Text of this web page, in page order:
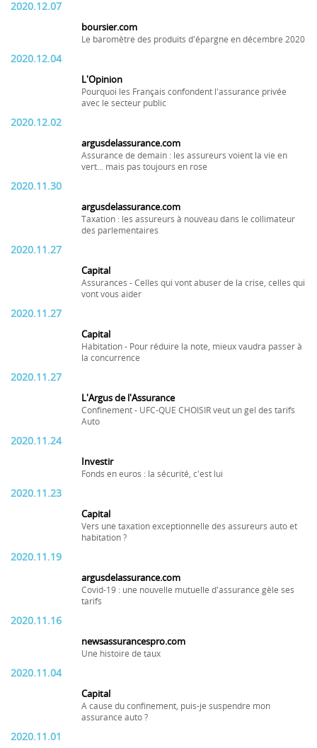
2020.12.07
boursier.com
Le baromètre des produits d'épargne en décembre 2020
2020.12.04
L'Opinion
Pourquoi les Français confondent l'assurance privée
avec le secteur public
2020.12.02
argusdelassurance.com
Assurance de demain : les assureurs voient la vie en
vert... mais pas toujours en rose
2020.11.30
argusdelassurance.com
Taxation : les assureurs à nouveau dans le collimateur
des parlementaires
2020.11.27
Capital
Assurances - Celles qui vont abuser de la crise, celles qui
vont vous aider
2020.11.27
Capital
Habitation - Pour réduire la note, mieux vaudra passer à
la concurrence
2020.11.27
L'Argus de l'Assurance
Confinement - UFC-QUE CHOISIR veut un gel des tarifs
Auto
2020.11.24
Investir
Fonds en euros : la sécurité, c'est lui
2020.11.23
Capital
Vers une taxation exceptionnelle des assureurs auto et
habitation ?
2020.11.19
argusdelassurance.com
Covid-19 : une nouvelle mutuelle d'assurance gèle ses
tarifs
2020.11.16
newsassurancespro.com
Une histoire de taux
2020.11.04
Capital
A cause du confinement, puis-je suspendre mon
assurance auto ?
2020.11.01